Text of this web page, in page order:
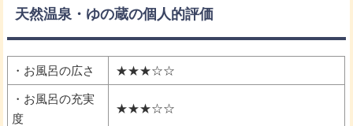
天然温泉・ゆの蔵の個人的評価
・お風呂の広さ ★★★☆☆
・お風呂の充実
度
★★★☆☆